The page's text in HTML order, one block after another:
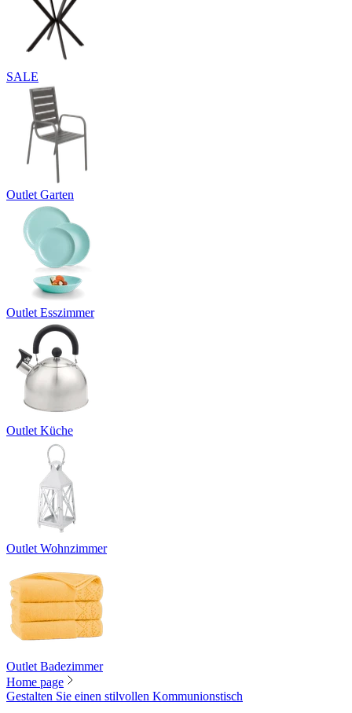
SALE
Outlet Garten
Outlet Esszimmer
Outlet Küche
Outlet Wohnzimmer
Outlet Badezimmer
Home page
Gestalten Sie einen stilvollen Kommunionstisch